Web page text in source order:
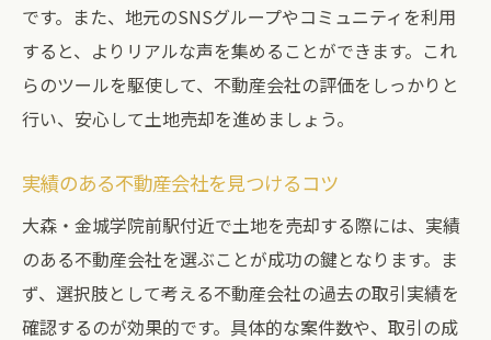
です。また、地元のSNSグループやコミュニティを利用
すると、よりリアルな声を集めることができます。これ
らのツールを駆使して、不動産会社の評価をしっかりと
行い、安心して土地売却を進めましょう。
実績のある不動産会社を見つけるコツ
大森・金城学院前駅付近で土地を売却する際には、実績
のある不動産会社を選ぶことが成功の鍵となります。ま
ず、選択肢として考える不動産会社の過去の取引実績を
確認するのが効果的です。具体的な案件数や、取引の成